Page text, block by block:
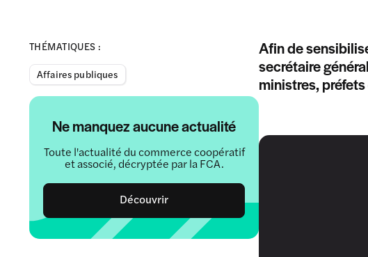
THÉMATIQUES :
Affaires publiques
Ne manquez aucune actualité
Toute l'actualité du commerce coopératif
et associé, décryptée par la FCA.
Découvrir
Afin de
secrétaire
ministres,